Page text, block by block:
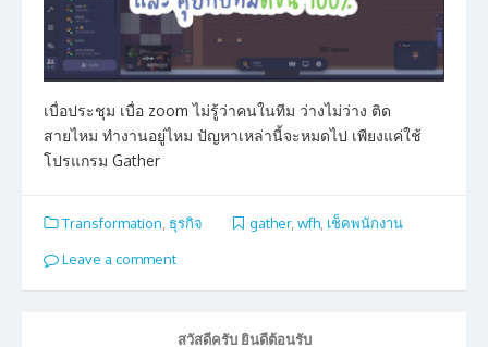
เบื่อประชุม เบื่อ zoom ไม่รู้ว่าคนในทีม ว่างไม่ว่าง ติด
สายไหม ทำงานอยู่ไหม ปัญหาเหล่านี้จะหมดไป เพียงแค่ใช้
โปรแกรม Gather
Transformation ธุรกิจ gather, wfh, เช็คพนักงาน
Leave a comment
สวัสดีครับ ยินดีต้อนรับ